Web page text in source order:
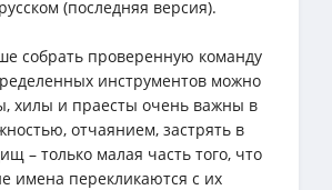
(последняя версия).
собрать проверенную команду
инструментов можно
хилы и праесты очень важны в
отчаянием, застрять в
– только малая часть того, что
имена перекликаются с их